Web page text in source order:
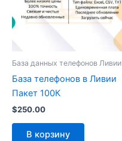
База данных телефонов Ливии
База телефонов в Ливии
Пакет 100К
$250.00
В корзину